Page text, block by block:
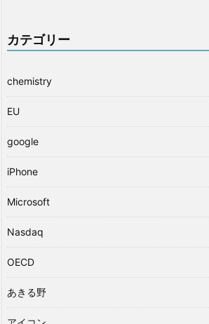
カテゴリー
chemistry
EU
google
iPhone
Microsoft
Nasdaq
OECD
あきる野